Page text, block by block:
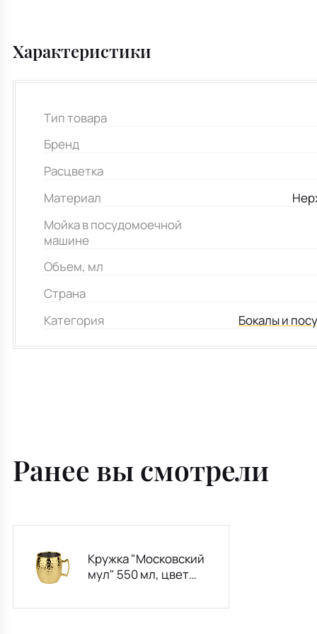
Характеристики
Тип товара
Бренд
Расцветка
Материал
Мойка в посудомоечной
машине
Объем, мл
Страна
Категория
Бокалы и
Ранее вы смотрели
Кружка "Московский
мул" 550 мл, цвет